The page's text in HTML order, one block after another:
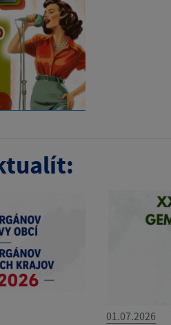
01.07.2026